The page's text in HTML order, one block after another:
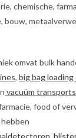
chemische,
bouw,
omvat bulk
,big bag loading
vacuüm
food of
,